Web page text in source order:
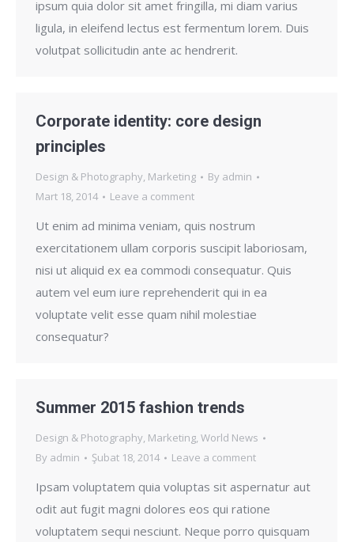
ipsum quia dolor sit amet fringilla, mi diam varius
ligula, in eleifend lectus est fermentum lorem. Duis
volutpat sollicitudin ante ac hendrerit.
Corporate identity: core design
principles
Design & Photography, Marketing By admin
Mart 18, 2014
Leave a comment
Ut enim ad minima veniam, quis nostrum
exercitationem ullam corporis suscipit laboriosam,
nisi ut aliquid ex ea commodi consequatur. Quis
autem vel eum iure reprehenderit qui in ea
voluptate velit esse quam nihil molestiae
consequatur?
Summer 2015 fashion trends
Design & Photography, Marketing, World News
By admin Şubat 18, 2014 Leave a comment
Ipsam voluptatem quia voluptas sit aspernatur aut
odit aut fugit magni dolores eos qui ratione
voluptatem sequi nesciunt. Neque porro quisquam